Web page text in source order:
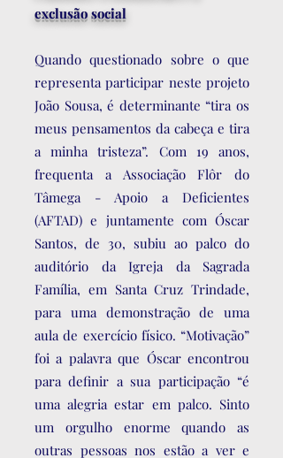
exclusão social
Quando questionado sobre o que
representa participar neste projeto
João Sousa, é determinante “tira os
meus pensamentos da cabeça e tira
a minha tristeza”. Com 19 anos,
frequenta a Associação Flôr do
Tâmega - Apoio a Deficientes
(AFTAD) e juntamente com Óscar
Santos, de 30, subiu ao palco do
auditório da Igreja da Sagrada
Família, em Santa Cruz Trindade,
para uma demonstração de uma
aula de exercício físico. “Motivação”
foi a palavra que Óscar encontrou
para definir a sua participação “é
uma alegria estar em palco. Sinto
um orgulho enorme quando as
outras pessoas nos estão a ver e